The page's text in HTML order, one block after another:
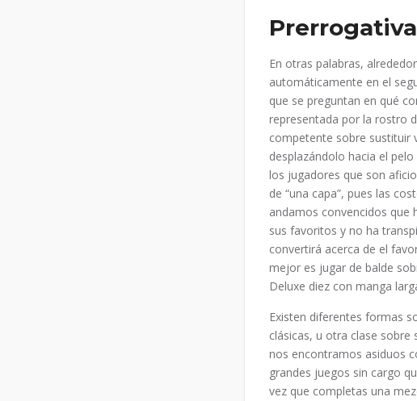
En otras palabras,
automáticamente en el
que se preguntan en qué
representada por la rostro
competente sobre sustituir
desplazándolo hacia el
los jugadores que son
de “una capa”, pues las
andamos convencidos que
sus favoritos y no ha
convertirá acerca de el
mejor es jugar de balde
Deluxe diez con manga
Existen diferentes formas
clásicas, u otra clase sobre
nos encontramos asiduos
grandes juegos sin cargo
vez que completas una